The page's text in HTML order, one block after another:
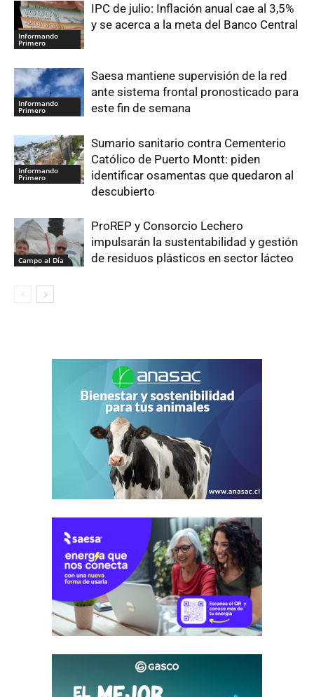
Informando
Primero
IPC de julio: Inflación anual cae al 3,5%
y se acerca a la meta del Banco Central
Informando
Primero
Saesa mantiene supervisión de la red
ante sistema frontal pronosticado para
este fin de semana
Informando
Primero
Sumario sanitario contra Cementerio
Católico de Puerto Montt: piden
identificar osamentas que quedaron al
descubierto
Campo al Día
ProREP y Consorcio Lechero
impulsarán la sustentabilidad y gestión
de residuos plásticos en sector lácteo